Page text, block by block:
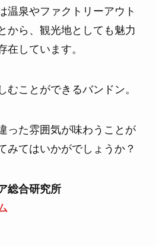
温泉やファクトリーアウト
から、観光地としても魅力
在しています。
むことができるバンドン。
った雰囲気が味わうことが
みてはいかがでしょうか？
総合研究所